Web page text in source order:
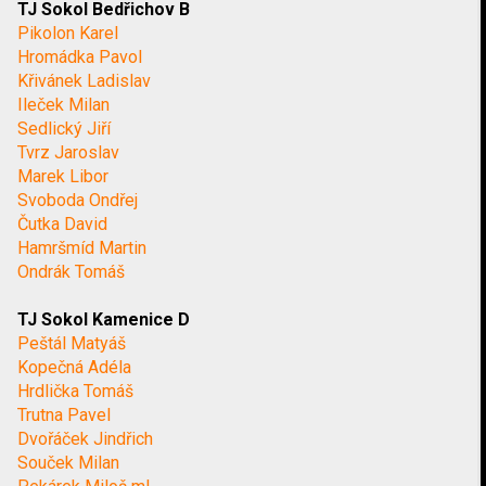
TJ Sokol Bedřichov B
Pikolon Karel
Hromádka Pavol
Křivánek Ladislav
Ileček Milan
Sedlický Jiří
Tvrz Jaroslav
Marek Libor
Svoboda Ondřej
Čutka David
Hamršmíd Martin
Ondrák Tomáš
TJ Sokol Kamenice D
Peštál Matyáš
Kopečná Adéla
Hrdlička Tomáš
Trutna Pavel
Dvořáček Jindřich
Souček Milan